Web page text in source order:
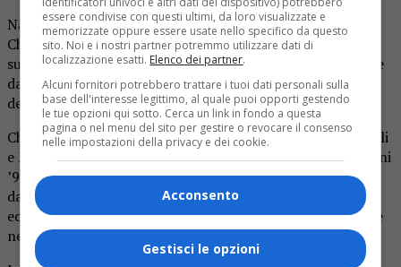
Nata nel 1994, Nicole Marini De Filippi, conosciuta come
Chicca, ha intrapreso il suo percorso artistico seguendo il
suo cuore. Dopo un momento di riflessione su cosa volesse
dalla vita, ha abbandonato la sua vecchia routine per
dedicarsi completamente alla musica.
Chicca ha attraversato un percorso unico tra Roma, Napoli
e Milano per coltivare il suo talento. Le influenze degli anni
’90 e 2000 si riflettono nelle sonorità pop con sfumature
dance e reggaeton dei suoi singoli. La sua personalità
eccentrica, sagittario ascendente vergine, si riflette anche
nella sua musica, che è colorata e vivace come lei stessa.
essere condivise con questi ultimi, da loro visualizzate e
memorizzate oppure essere usate nello specifico da questo
sito. Noi e i nostri partner potremmo utilizzare dati di
localizzazione esatti. Elenco dei partner.
Alcuni fornitori potrebbero trattare i tuoi dati personali sulla
base dell'interesse legittimo, al quale puoi opporti gestendo
le tue opzioni qui sotto. Cerca un link in fondo a questa
pagina o nel menu del sito per gestire o revocare il consenso
nelle impostazioni della privacy e dei cookie.
Acconsento
Gestisci le opzioni